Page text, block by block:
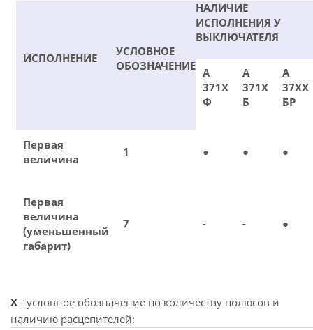
ИСПОЛНЕНИЕ
УСЛОВНОЕ
ОБОЗНАЧЕНИЕ
НАЛИЧИЕ
ИСПОЛНЕНИЯ У
ВЫКЛЮЧАТЕЛЯ
А
371Х
Ф
А
371Х
Б
А
37ХХ
БР
Первая
величина
1 ● ● ●
Первая
величина
(уменьшенный
габарит)
7 - - ●
X - условное обозначение по количеству полюсов и
наличию расцепителей: